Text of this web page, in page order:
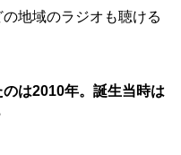
地域のラジオも聴ける
は2010年。誕生当時は